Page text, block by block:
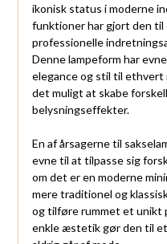
ikonisk status i moderne
funktioner har gjort den
professionelle
Denne lampeform har
elegance og stil til
det muligt at skabe
belysningseffekter.
En af årsagerne til
evne til at tilpasse sig
om det er en moderne
mere traditionel og
og tilføre rummet et unikt
enkle æstetik gør den til